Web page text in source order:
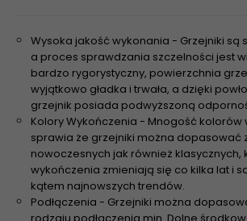
Wysoka jakość wykonania - Grzejniki są
a proces sprawdzania szczelności jest
bardzo rygorystyczny, powierzchnia
wyjątkowo gładka i trwała, a dzięki
grzejnik posiada podwyższoną
Kolory Wykończenia - Mnogość kolorów
sprawia że grzejniki można dopasować
nowoczesnych jak również klasycznych,
wykończenia zmieniają się co kilka lat i
kątem najnowszych trendów.
Podłączenia - Grzejniki można